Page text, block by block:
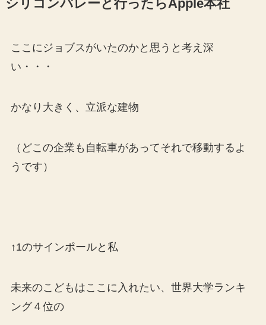
シリコンバレーと行ったらApple本社
ここにジョブスがいたのかと思うと考え深
い・・・
かなり大きく、立派な建物
（どこの企業も自転車があってそれで移動するよ
うです）
↑1のサインポールと私
未来のこどもはここに入れたい、世界大学ランキ
ング４位の